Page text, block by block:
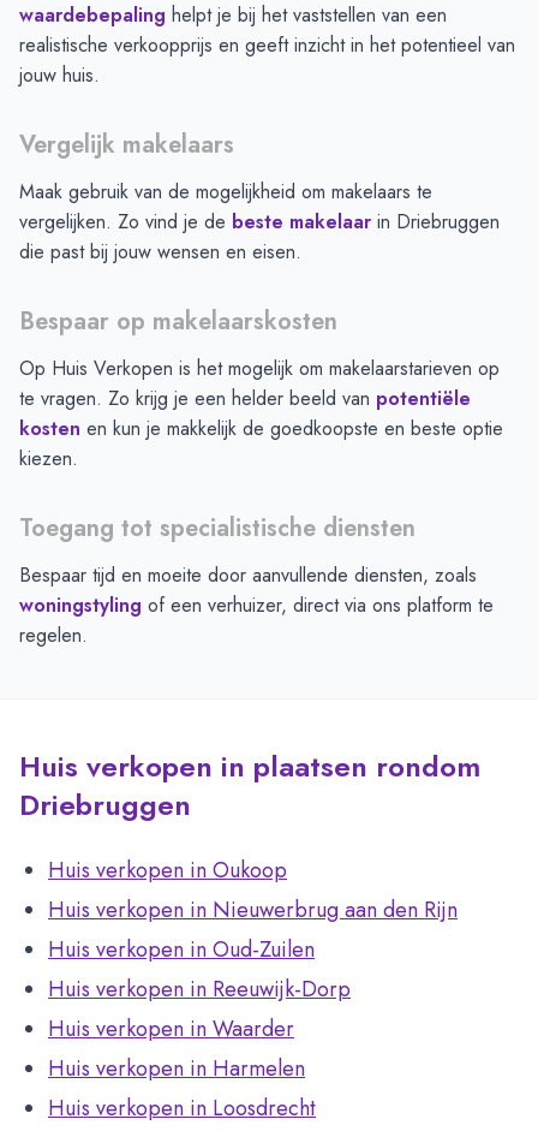
waardebepaling helpt je bij het vaststellen van een
realistische verkoopprijs en geeft inzicht in het potentieel van
jouw huis.
Vergelijk makelaars
Maak gebruik van de mogelijkheid om makelaars te
vergelijken. Zo vind je de beste makelaar in Driebruggen
die past bij jouw wensen en eisen.
Bespaar op makelaarskosten
Op Huis Verkopen is het mogelijk om makelaarstarieven op
te vragen. Zo krijg je een helder beeld van potentiële
kosten en kun je makkelijk de goedkoopste en beste optie
kiezen.
Toegang tot specialistische diensten
Bespaar tijd en moeite door aanvullende diensten, zoals
woningstyling of een verhuizer, direct via ons platform te
regelen.
Huis verkopen in plaatsen rondom
Driebruggen
Huis verkopen in Oukoop
Huis verkopen in Nieuwerbrug aan den Rijn
Huis verkopen in Oud-Zuilen
Huis verkopen in Reeuwijk-Dorp
Huis verkopen in Waarder
Huis verkopen in Harmelen
Huis verkopen in Loosdrecht